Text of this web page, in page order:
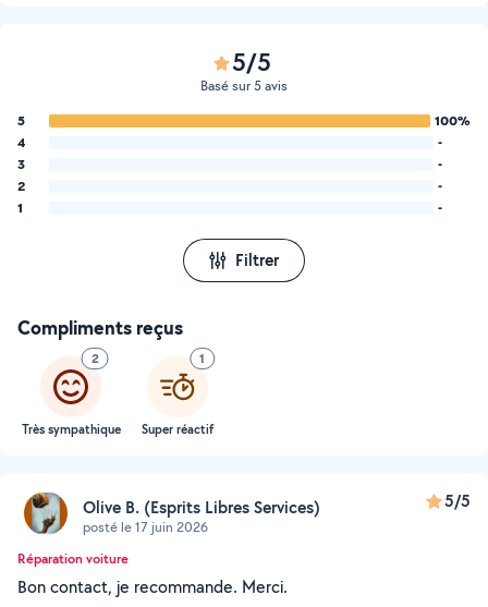
5/5
Basé sur 5 avis
5
100%
4
-
3
-
2
-
1
-
Filtrer
Compliments reçus
2
Très sympathique
1
Super réactif
Olive B. (Esprits Libres Services)
posté le 17 juin 2026
5/5
Réparation voiture
Bon contact, je recommande. Merci.